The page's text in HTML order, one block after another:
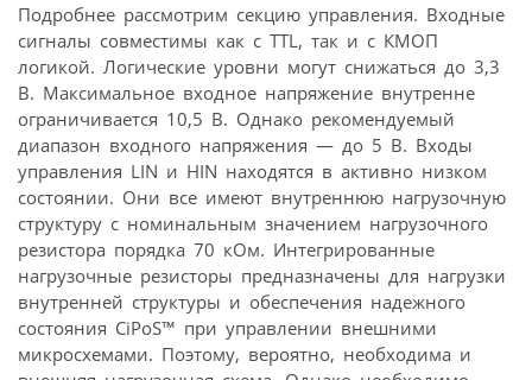
Подробнее рассмотрим секцию управления. Входные
сигналы совместимы как с TTL, так и с КМОП
логикой. Логические уровни могут снижаться до 3,3
В. Максимальное входное напряжение внутренне
ограничивается 10,5 В. Однако рекомендуемый
диапазон входного напряжения — до 5 В. Входы
управления LIN и HIN находятся в активно низком
состоянии. Они все имеют внутреннюю нагрузочную
структуру с номинальным значением нагрузочного
резистора порядка 70 кОм. Интегрированные
нагрузочные резисторы предназначены для нагрузки
внутренней структуры и обеспечения надежного
состояния CiPoS™ при управлении внешними
микросхемами. Поэтому, вероятно, необходима и